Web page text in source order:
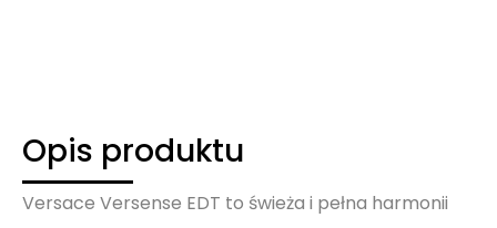
Opis produktu
Versace Versense EDT to świeża i pełna harmonii